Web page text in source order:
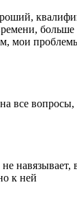
больше
мои
все вопросы,
навязывает,
к ней